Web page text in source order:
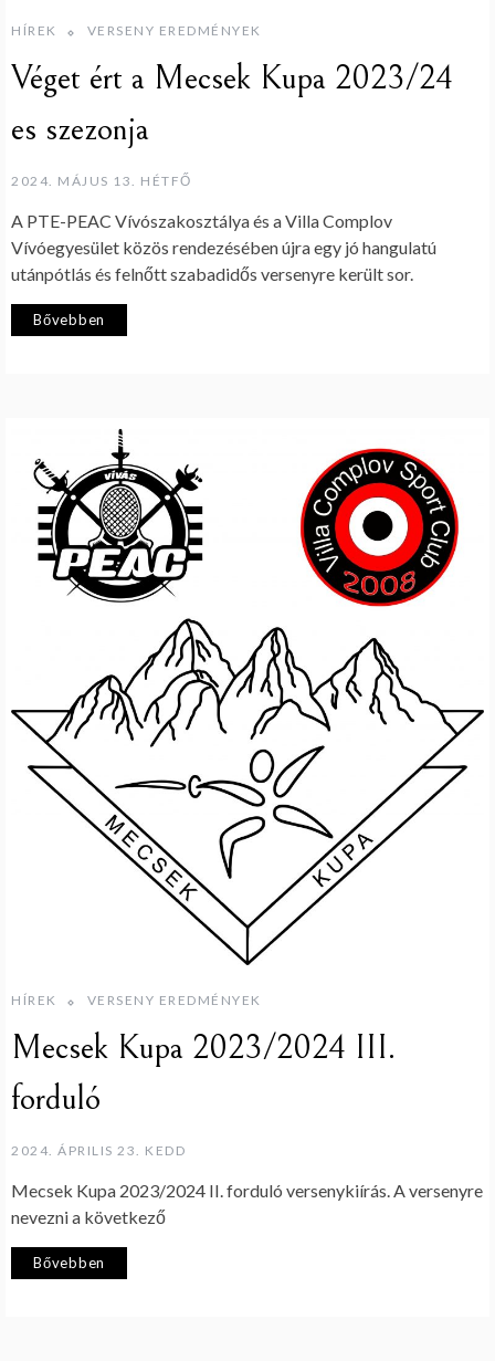
HÍREK VERSENY EREDMÉNYEK
Véget ért a Mecsek Kupa 2023/24
es szezonja
2024. MÁJUS 13. HÉTFŐ
A PTE-PEAC Vívószakosztálya és a Villa Complov
Vívóegyesület közös rendezésében újra egy jó hangulatú
utánpótlás és felnőtt szabadidős versenyre került sor.
Bővebben
HÍREK VERSENY EREDMÉNYEK
Mecsek Kupa 2023/2024 III.
forduló
2024. ÁPRILIS 23. KEDD
Mecsek Kupa 2023/2024 II. forduló versenykiírás. A versenyre
nevezni a következő
Bővebben